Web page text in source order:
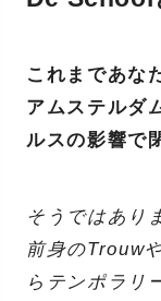
これまであな
アムステルダ
ルスの影響で
そうではあり
前身のTrouw
らテンポラリ